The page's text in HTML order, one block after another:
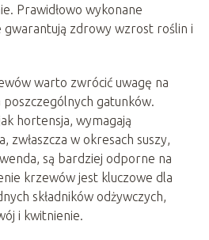
Prawidłowo wykonane
gwarantują zdrowy wzrost roślin i
warto zwrócić uwagę na
gatunków.
hortensja, wymagają
zwłaszcza w okresach suszy,
są bardziej odporne na
krzewów jest kluczowe dla
składników odżywczych,
i kwitnienie.